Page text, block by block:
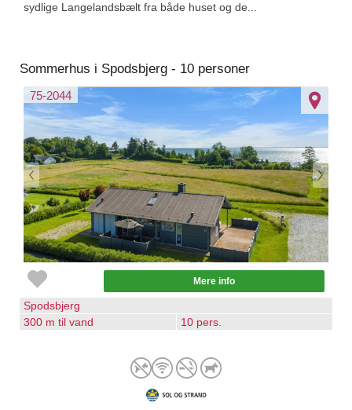
sydlige Langelandsbælt fra både huset og de...
Sommerhus i Spodsbjerg - 10 personer
75-2044
Mere info
Spodsbjerg
300 m til vand
10 pers.